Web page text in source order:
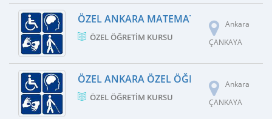
ÖZEL ANKARA MATEMATIK VE FEN
ÖZEL ÖĞRETIM KURSU
Ankara
ÇANKAYA
ÖZEL ANKARA ÖZEL ÖĞRETIM KURSU
ÖZEL ÖĞRETIM KURSU
Ankara
ÇANKAYA